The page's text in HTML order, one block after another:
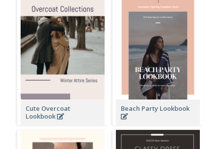
Cute Overcoat
Lookbook
Beach Party Lookbook